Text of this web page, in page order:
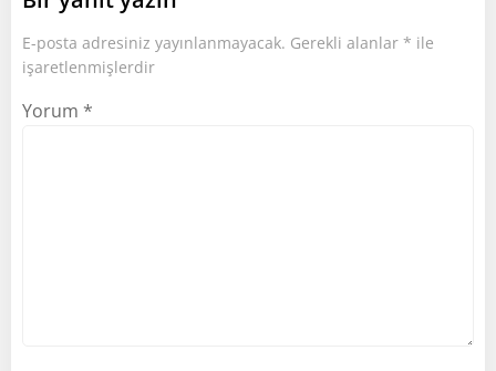
E-posta adresiniz yayınlanmayacak. Gerekli alanlar * ile
işaretlenmişlerdir
Yorum *